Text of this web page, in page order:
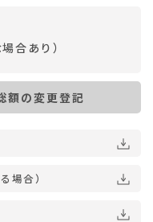
合あり）
額の変更登記
場合）